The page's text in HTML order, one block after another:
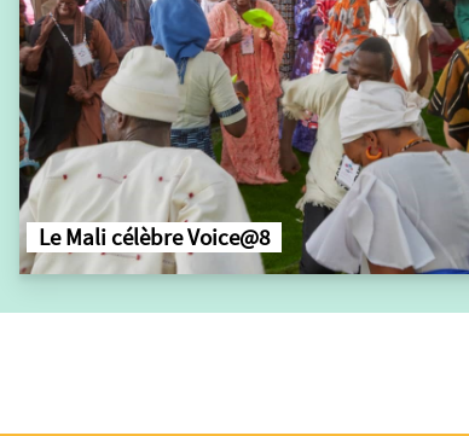
Le Mali célèbre Voice@8